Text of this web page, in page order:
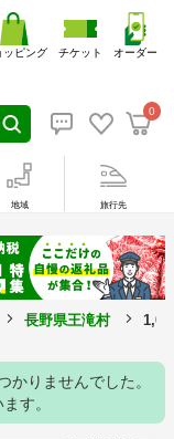
0
ッピング チケット オーダー
地域 旅行先
長野県王滝村
かりませんでした。
す。